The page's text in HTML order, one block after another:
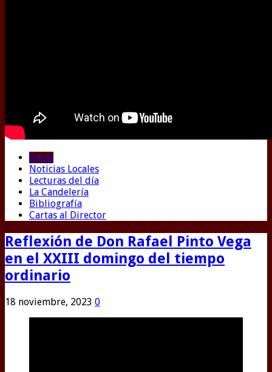
Inicio
Noticias Locales
Lecturas del día
La Candelería
Bibliografía
Cartas al Director
Reflexión de Don Rafael Pinto Vega
en el XXIII domingo del tiempo
ordinario
18 noviembre, 2023 0